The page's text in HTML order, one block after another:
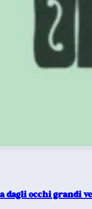
dagli occhi grandi